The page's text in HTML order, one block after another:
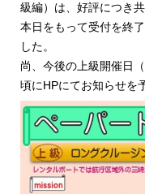
級編）は、好評につき
本日をもって受付を終
した。
尚、今後の上級開催日
頃にHPにてお知らせを